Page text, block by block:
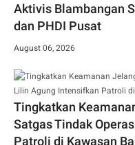
Aktivis Blambangan
dan PHDI Pusat
August 06, 2026
Tingkatkan
Satgas Tindak
Patroli di Kawasan